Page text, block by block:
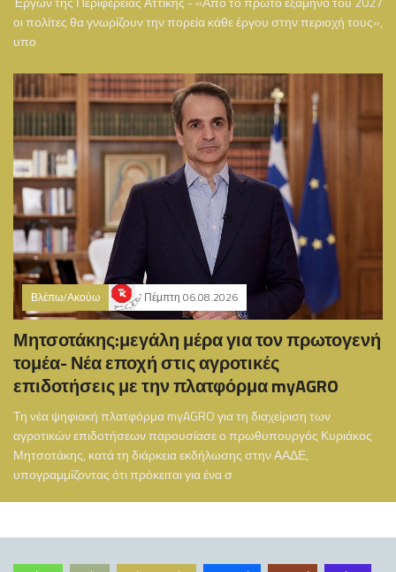
οι πολίτες θα γνωρίζουν την πορεία κάθε έργου στην περιοχή τους»,
υπο
Βλέπω/Ακούω Πέμπτη 06.08.2026
Μητσοτάκης:μεγάλη μέρα για τον πρωτογενή
τομέα- Νέα εποχή στις αγροτικές
επιδοτήσεις με την πλατφόρμα myAGRO
Τη νέα ψηφιακή πλατφόρμα myAGRO για τη διαχείριση των
αγροτικών επιδοτήσεων παρουσίασε ο πρωθυπουργός Κυριάκος
Μητσοτάκης, κατά τη διάρκεια εκδήλωσης στην ΑΑΔΕ,
υπογραμμίζοντας ότι πρόκειται για ένα σ